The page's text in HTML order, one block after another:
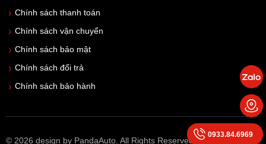
Chính sách thanh toán
Chính sách vận chuyển
Chính sách bảo mật
Chính sách đổi trả
Chính sách bảo hành
© 2026 design by PandaAuto. All Rights Reserved
0933.84.6969